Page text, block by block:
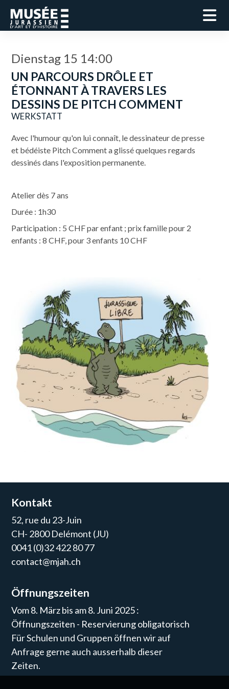
Dienstag 15 14:00
UN PARCOURS DRÔLE ET
ÉTONNANT À TRAVERS LES
DESSINS DE PITCH COMMENT
WERKSTATT
Avec l'humour qu'on lui connaît, le dessinateur de presse
et bédéiste Pitch Comment a glissé quelques regards
dessinés dans l'exposition permanente.
Atelier dès 7 ans
Durée : 1h30
Participation : 5 CHF par enfant ; prix famille pour 2
enfants : 8 CHF, pour 3 enfants 10 CHF
Kontakt
52, rue du 23-Juin
CH- 2800 Delémont (JU)
0041 (0)32 422 80 77
contact@mjah.ch
Öffnungszeiten
Vom 8. März bis am 8. Juni 2025 :
Öffnungszeiten - Reservierung obligatorisch
Für Schulen und Gruppen öffnen wir auf
Anfrage gerne auch ausserhalb dieser
Zeiten.